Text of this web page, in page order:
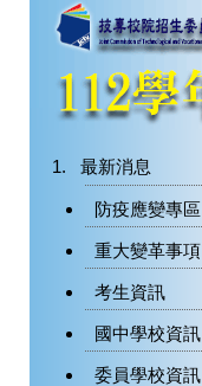
最新消息
防疫應變專區
重大變革事項
考生資訊
國中學校資訊
委員學校資訊